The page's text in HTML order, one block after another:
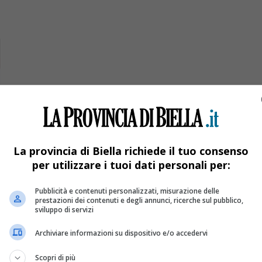
accompagnati alla frontiera
da via dei Tigli ed è stato portato direttamente a Malpensa
La provincia di Biella richiede il tuo consenso
per utilizzare i tuoi dati personali per:
Pubblicità e contenuti personalizzati, misurazione delle
prestazioni dei contenuti e degli annunci, ricerche sul pubblico,
sviluppo di servizi
Archiviare informazioni su dispositivo e/o accedervi
Scopri di più